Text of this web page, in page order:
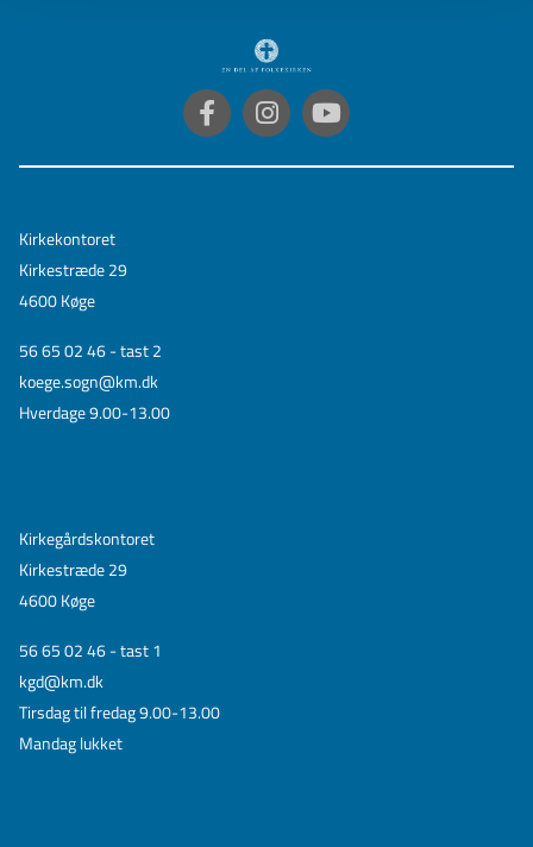
Kirkekontoret
Kirkestræde 29
4600 Køge
56 65 02 46 - tast 2
koege.sogn@km.dk
Hverdage 9.00-13.00
Kirkegårdskontoret
Kirkestræde 29
4600 Køge
56 65 02 46 - tast 1
kgd@km.dk
Tirsdag til fredag 9.00-13.00
Mandag lukket